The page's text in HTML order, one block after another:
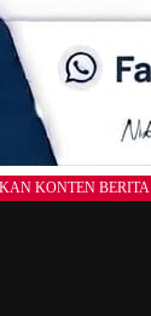
KONTEN BERITA